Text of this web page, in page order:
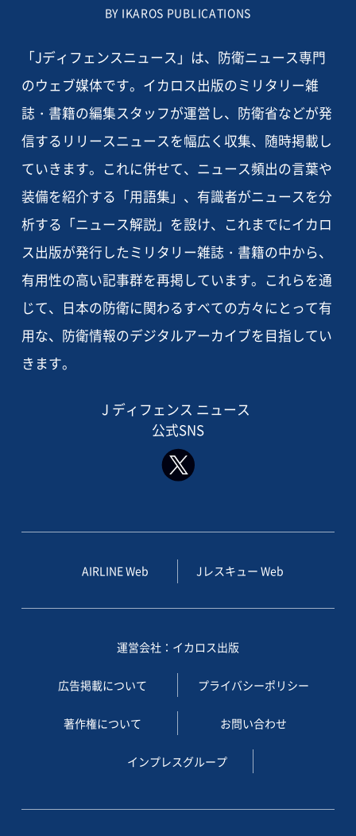
BY IKAROS PUBLICATIONS
「Jディフェンスニュース」は、防衛ニュース専門
のウェブ媒体です。イカロス出版のミリタリー雑
誌・書籍の編集スタッフが運営し、防衛省などが発
信するリリースニュースを幅広く収集、随時掲載し
ていきます。これに併せて、ニュース頻出の言葉や
装備を紹介する「用語集」、有識者がニュースを分
析する「ニュース解説」を設け、これまでにイカロ
ス出版が発行したミリタリー雑誌・書籍の中から、
有用性の高い記事群を再掲しています。これらを通
じて、日本の防衛に関わるすべての方々にとって有
用な、防衛情報のデジタルアーカイブを目指してい
きます。
J ディフェンス ニュース
公式SNS
AIRLINE Web Jレスキュー Web
運営会社：イカロス出版
広告掲載について プライバシーポリシー
著作権について お問い合わせ
インプレスグループ